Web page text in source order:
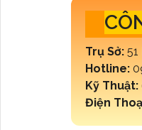
Trụ Sở: 51
Hotline:
Kỹ Thuật:
Điện